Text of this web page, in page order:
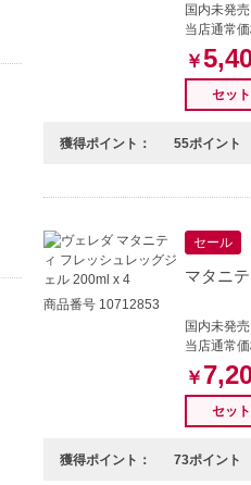
国内未発売
当店通常
￥
セッ
獲得ポイント： 55ポイント
商品番号 10712853
セール
マタニ
国内未発売
当店通常
￥
セッ
獲得ポイント： 73ポイント